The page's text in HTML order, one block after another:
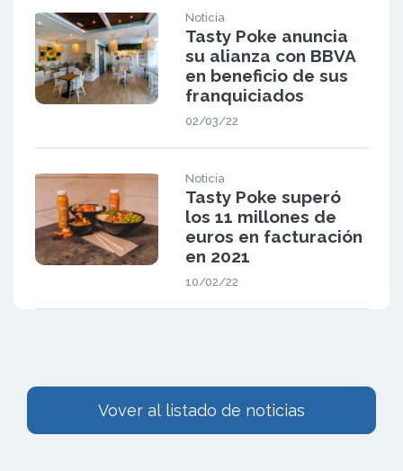
Noticia
Tasty Poke anuncia
su alianza con BBVA
en beneficio de sus
franquiciados
02/03/22
Noticia
Tasty Poke superó
los 11 millones de
euros en facturación
en 2021
10/02/22
Vover al listado de noticias